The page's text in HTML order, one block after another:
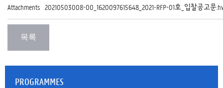
Attachments 20210503008-00_1620097615648_2021-RFP-01호_입찰공고문
PROGRAMMES